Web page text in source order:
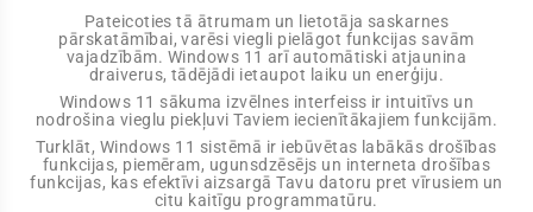
Pateicoties tā ātrumam un lietotāja saskarnes
pārskatāmībai, varēsi viegli pielāgot funkcijas savām
vajadzībām. Windows 11 arī automātiski atjaunina
draiverus, tādējādi ietaupot laiku un enerģiju.
Windows 11 sākuma izvēlnes interfeiss ir intuitīvs un
nodrošina vieglu piekļuvi Taviem iecienītākajiem funkcijām.
Turklāt, Windows 11 sistēmā ir iebūvētas labākās drošības
funkcijas, piemēram, ugunsdzēsējs un interneta drošības
funkcijas, kas efektīvi aizsargā Tavu datoru pret vīrusiem un
citu kaitīgu programmatūru.